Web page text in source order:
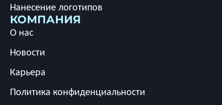
Нанесение логотипов
КОМПАНИЯ
О нас
Новости
Карьера
Политика конфиденциальности